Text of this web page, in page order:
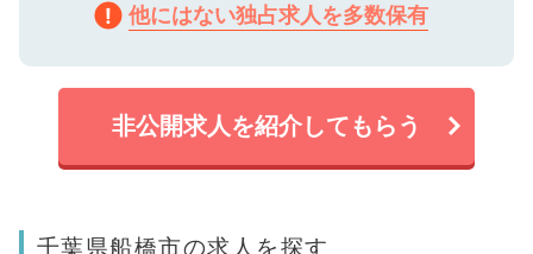
他にはない独占求人を多数保有
非公開求人を紹介してもらう
千葉県船橋市の求人を探す